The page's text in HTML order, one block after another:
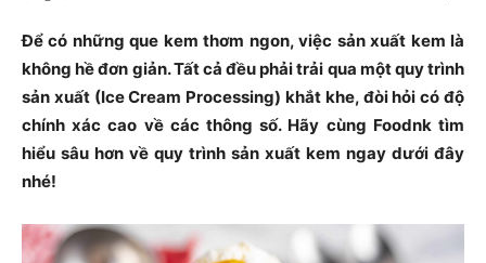
Để có những que kem thơm ngon, việc sản xuất kem là
không hề đơn giản. Tất cả đều phải trải qua một quy trình
sản xuất (Ice Cream Processing) khắt khe, đòi hỏi có độ
chính xác cao về các thông số. Hãy cùng Foodnk tìm
hiểu sâu hơn về quy trình sản xuất kem ngay dưới đây
nhé!